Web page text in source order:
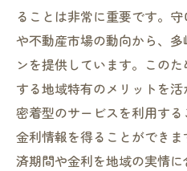
ることは非常に重要です。
や不動産市場の動向から、
ンを提供しています。この
する地域特有のメリットを
密着型のサービスを利用す
金利情報を得ることができ
済期間や金利を地域の実情